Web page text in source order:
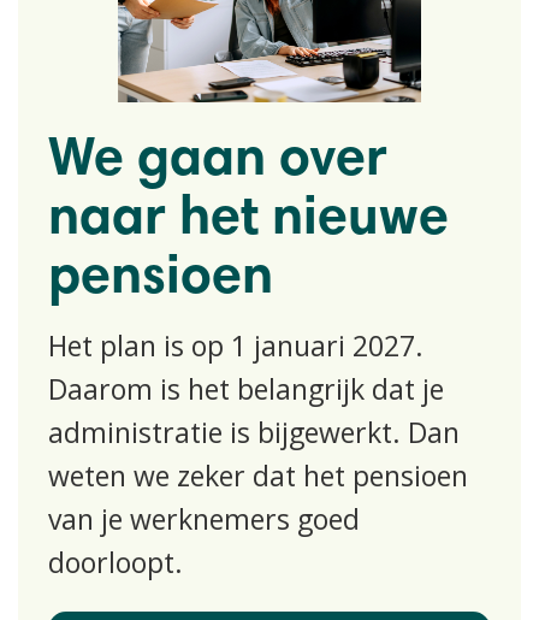
We gaan over
naar het nieuwe
pensioen
Het plan is op 1 januari 2027.
Daarom is het belangrijk dat je
administratie is bijgewerkt. Dan
weten we zeker dat het pensioen
van je werknemers goed
doorloopt.